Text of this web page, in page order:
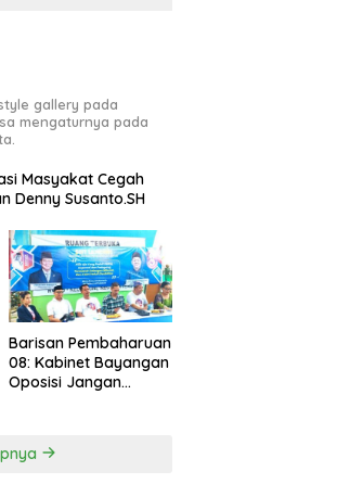
gallery pada
mengaturnya pada
Masyakat Cegah
Denny Susanto.SH
Barisan Pembaharuan
08: Kabinet Bayangan
Oposisi Jangan
Prabowo-Gibran